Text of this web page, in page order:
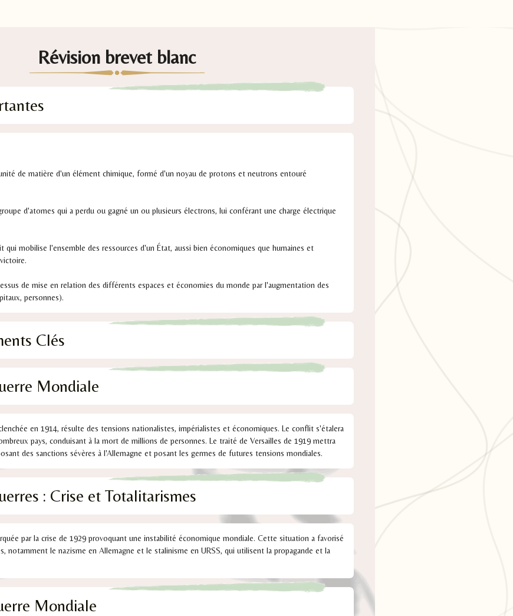
Révision brevet blanc
de matière d'un élément chimique, formé d'un noyau de protons et neutrons entouré
d'atomes qui a perdu ou gagné un ou plusieurs électrons, lui conférant une charge électrique
qui mobilise l'ensemble des ressources d'un État, aussi bien économiques que humaines et
de mise en relation des différents espaces et économies du monde par l'augmentation des
personnes).
Clés
Mondiale
en 1914, résulte des tensions nationalistes, impérialistes et économiques. Le conflit s'étalera
pays, conduisant à la mort de millions de personnes. Le traité de Versailles de 1919 mettra
des sanctions sévères à l'Allemagne et posant les germes de futures tensions mondiales.
: Crise et Totalitarismes
par la crise de 1929 provoquant une instabilité économique mondiale. Cette situation a favorisé
notamment le nazisme en Allemagne et le stalinisme en URSS, qui utilisent la propagande et la
Mondiale